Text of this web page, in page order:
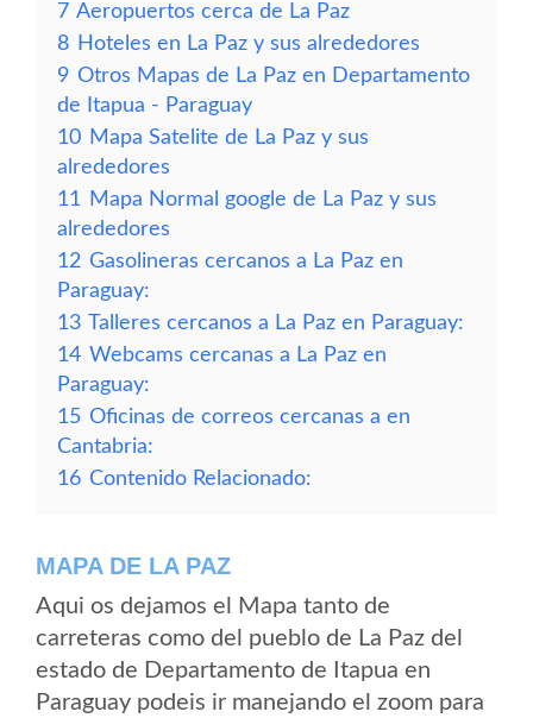
7 Aeropuertos cerca de La Paz
8 Hoteles en La Paz y sus alrededores
9 Otros Mapas de La Paz en Departamento
de Itapua - Paraguay
10 Mapa Satelite de La Paz y sus
alrededores
11
Mapa Normal google de La Paz y sus
alrededores
12 Gasolineras cercanos a La Paz en
Paraguay:
13 Talleres cercanos a La Paz en Paraguay:
14 Webcams cercanas a La Paz en
Paraguay:
15 Oficinas de correos cercanas a en
Cantabria:
16 Contenido Relacionado:
MAPA DE LA PAZ
Aqui os dejamos el Mapa tanto de
carreteras como del pueblo de La Paz del
estado de Departamento de Itapua en
Paraguay podeis ir manejando el zoom para